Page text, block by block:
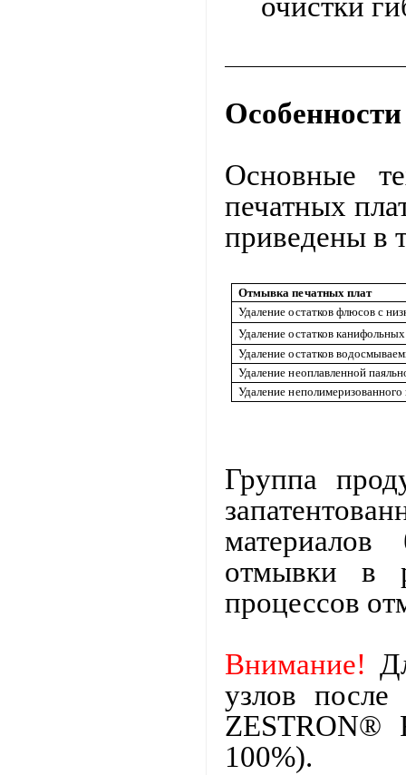
очистки
Основные
печатных
приведены в
Отмывка печатных плат
Удаление остатков флюсов с
Удаление остатков
Удаление остатков
Удаление неоплавленной
Удаление неполимеризованного
Группа
материалов
отмывки в
процессов
Внимание!
узлов после
ZESTRON®
100%).